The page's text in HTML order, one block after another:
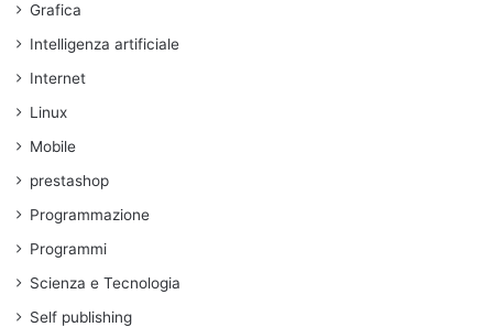
Grafica
Intelligenza artificiale
Internet
Linux
Mobile
prestashop
Programmazione
Programmi
Scienza e Tecnologia
Self publishing